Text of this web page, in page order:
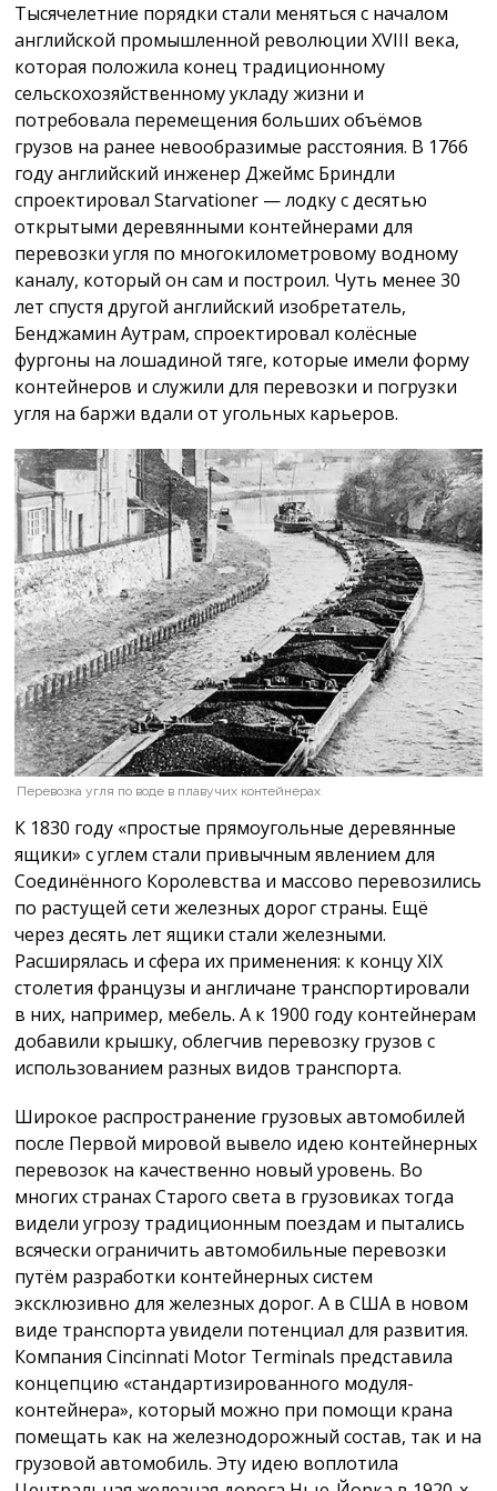
Тысячелетние порядки стали меняться с началом
английской промышленной революции XVIII века,
которая положила конец традиционному
сельскохозяйственному укладу жизни и
потребовала перемещения больших объёмов
грузов на ранее невообразимые расстояния. В 1766
году английский инженер Джеймс Бриндли
спроектировал Starvationer — лодку с десятью
открытыми деревянными контейнерами для
перевозки угля по многокилометровому водному
каналу, который он сам и построил. Чуть менее 30
лет спустя другой английский изобретатель,
Бенджамин Аутрам, спроектировал колёсные
фургоны на лошадиной тяге, которые имели форму
контейнеров и служили для перевозки и погрузки
угля на баржи вдали от угольных карьеров.
Перевозка угля по воде в плавучих контейнерах
К 1830 году «простые прямоугольные деревянные
ящики» с углем стали привычным явлением для
Соединённого Королевства и массово перевозились
по растущей сети железных дорог страны. Ещё
через десять лет ящики стали железными.
Расширялась и сфера их применения: к концу XIX
столетия французы и англичане транспортировали
в них, например, мебель. А к 1900 году контейнерам
добавили крышку, облегчив перевозку грузов с
использованием разных видов транспорта.
Широкое распространение грузовых автомобилей
после Первой мировой вывело идею контейнерных
перевозок на качественно новый уровень. Во
многих странах Старого света в грузовиках тогда
видели угрозу традиционным поездам и пытались
всячески ограничить автомобильные перевозки
путём разработки контейнерных систем
эксклюзивно для железных дорог. А в США в новом
виде транспорта увидели потенциал для развития.
Компания Cincinnati Motor Terminals представила
концепцию «стандартизированного модуля-
контейнера», который можно при помощи крана
помещать как на железнодорожный состав, так и на
грузовой автомобиль. Эту идею воплотила